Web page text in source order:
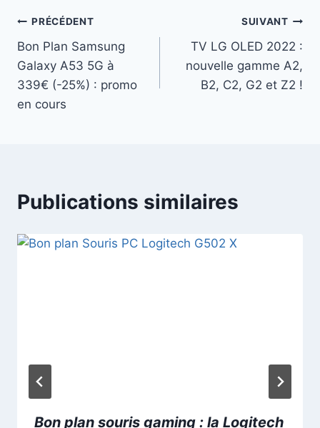
Navigation
de
l’article
PRÉCÉDENT
Bon Plan Samsung
Galaxy A53 5G à
339€ (-25%) : promo
en cours
SUIVANT
TV LG OLED 2022 :
nouvelle gamme A2,
B2, C2, G2 et Z2 !
Publications similaires
Bon plan souris gaming : la Logitech